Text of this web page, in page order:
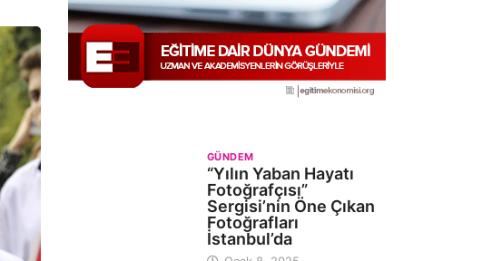
GÜNDEM
“Yılın Yaban Hayatı
Fotoğrafçısı”
Sergisi’nin Öne Çıkan
Fotoğrafları
İstanbul’da